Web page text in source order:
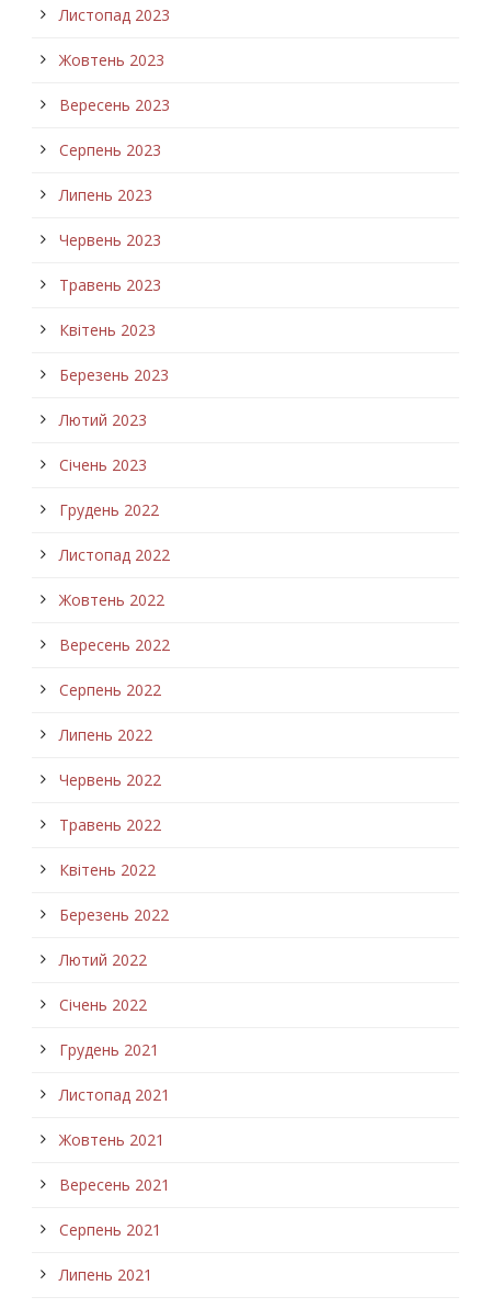
Листопад 2023
Жовтень 2023
Вересень 2023
Серпень 2023
Липень 2023
Червень 2023
Травень 2023
Квітень 2023
Березень 2023
Лютий 2023
Січень 2023
Грудень 2022
Листопад 2022
Жовтень 2022
Вересень 2022
Серпень 2022
Липень 2022
Червень 2022
Травень 2022
Квітень 2022
Березень 2022
Лютий 2022
Січень 2022
Грудень 2021
Листопад 2021
Жовтень 2021
Вересень 2021
Серпень 2021
Липень 2021